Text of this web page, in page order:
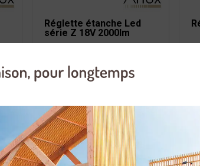
Réglette étanche Led
série Z 18V 2000lm
58W 5220lm 150cm